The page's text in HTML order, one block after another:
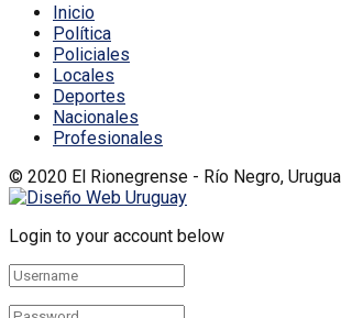
Inicio
Política
Policiales
Locales
Deportes
Nacionales
Profesionales
© 2020 El Rionegrense - Río Negro,
Login to your account below